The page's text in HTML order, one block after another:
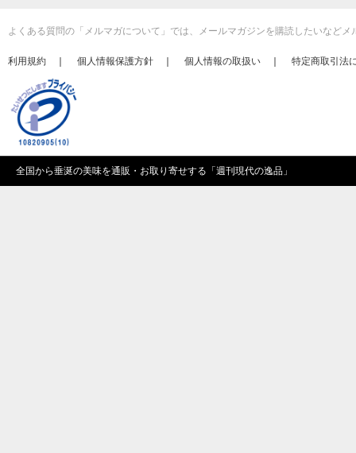
よくある質問の「メルマガについて」では、メールマガジンを購読したいなど
利用規約 個人情報保護方針 個人情報の取扱い 特定商取引法
全国から垂涎の美味を通販・お取り寄せする「 週刊現代の逸品 」